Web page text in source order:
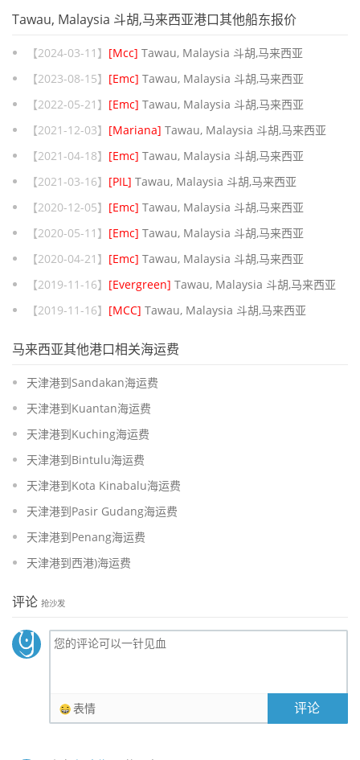
Tawau, Malaysia 斗胡,马来西亚港口其他船东报价
【2024-03-11】 [Mcc] Tawau, Malaysia 斗胡,马来西亚
【2023-08-15】 [Emc] Tawau, Malaysia 斗胡,马来西亚
【2022-05-21】 [Emc] Tawau, Malaysia 斗胡,马来西亚
【2021-12-03】 [Mariana] Tawau, Malaysia 斗胡,马来西亚
【2021-04-18】 [Emc] Tawau, Malaysia 斗胡,马来西亚
【2021-03-16】 [PIL] Tawau, Malaysia 斗胡,马来西亚
【2020-12-05】 [Emc] Tawau, Malaysia 斗胡,马来西亚
【2020-05-11】 [Emc] Tawau, Malaysia 斗胡,马来西亚
【2020-04-21】 [Emc] Tawau, Malaysia 斗胡,马来西亚
【2019-11-16】 [Evergreen] Tawau, Malaysia 斗胡,马来西亚
【2019-11-16】 [MCC] Tawau, Malaysia 斗胡,马来西亚
马来西亚其他港口相关海运费
天津港到Sandakan海运费
天津港到Kuantan海运费
天津港到Kuching海运费
天津港到Bintulu海运费
天津港到Kota Kinabalu海运费
天津港到Pasir Gudang海运费
天津港到Penang海运费
天津港到西港)海运费
评论 抢沙发
表情 评论